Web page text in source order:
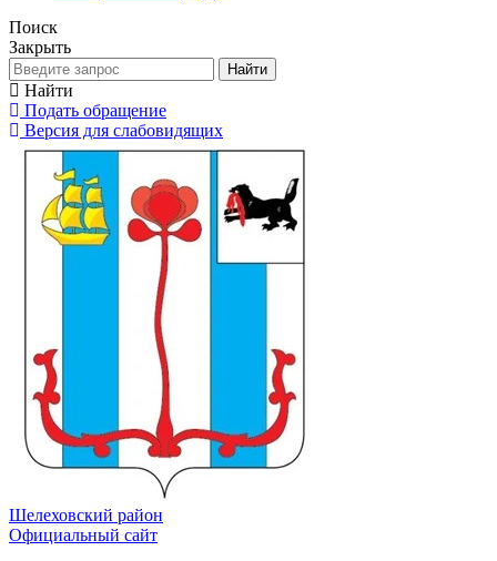
Поиск
Закрыть
Найти
Найти
Подать обращение
Версия для слабовидящих
Шелеховский район
Официальный сайт